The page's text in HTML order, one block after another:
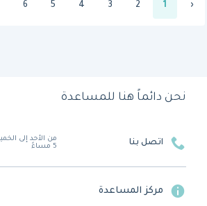
‹
1
2
3
4
5
6
نحن دائماً هنا للمساعدة
اتصل بنا
5 مساءً
مركز المساعدة